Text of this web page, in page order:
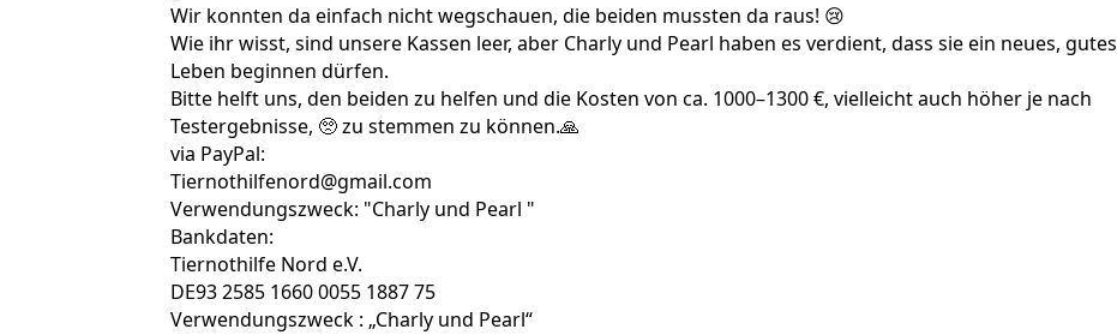
Wir konnten da einfach nicht wegschauen, die beiden mussten da raus! 😢
Wie ihr wisst, sind unsere Kassen leer, aber Charly und Pearl haben es verdient, dass sie ein neues, gutes
Leben beginnen dürfen.
Bitte helft uns, den beiden zu helfen und die Kosten von ca. 1000–1300 €, vielleicht auch höher je nach
Testergebnisse, 🥺 zu stemmen zu können.🙏
via PayPal:
Tiernothilfenord@gmail.com
Verwendungszweck: "Charly und Pearl "
Bankdaten:
Tiernothilfe Nord e.V.
DE93 2585 1660 0055 1887 75
Verwendungszweck : „Charly und Pearl“